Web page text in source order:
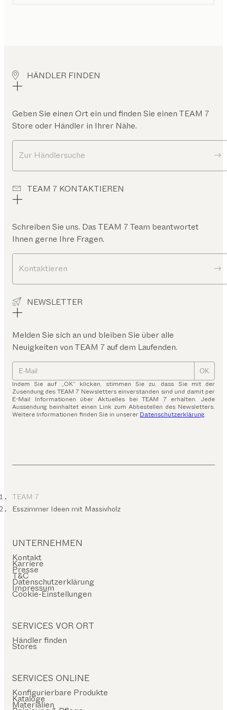
HÄNDLER FINDEN
Geben Sie einen Ort ein und finden Sie einen TEAM 7
Store oder Händler in Ihrer Nähe.
Zur Händlersuche
TEAM 7 KONTAKTIEREN
Schreiben Sie uns. Das TEAM 7 Team beantwortet
Ihnen gerne Ihre Fragen.
Kontaktieren
NEWSLETTER
Melden Sie sich an und bleiben Sie über alle
Neuigkeiten von TEAM 7 auf dem Laufenden.
OK
Indem Sie auf „OK“ klicken, stimmen Sie zu, dass Sie mit der
Zusendung des TEAM 7 Newsletters einverstanden sind und damit per
E-Mail Informationen über Aktuelles bei TEAM 7 erhalten. Jede
Aussendung beinhaltet einen Link zum Abbestellen des Newsletters.
Weitere Informationen finden Sie in unserer Datenschutzerklärung.
TEAM 7
Esszimmer Ideen mit Massivholz
UNTERNEHMEN
Kontakt
Karriere
Presse
T&C
Datenschutzerklärung
Impressum
Cookie-Einstellungen
SERVICES VOR ORT
Händler finden
Stores
SERVICES ONLINE
Konfigurierbare Produkte
Kataloge
Materialien